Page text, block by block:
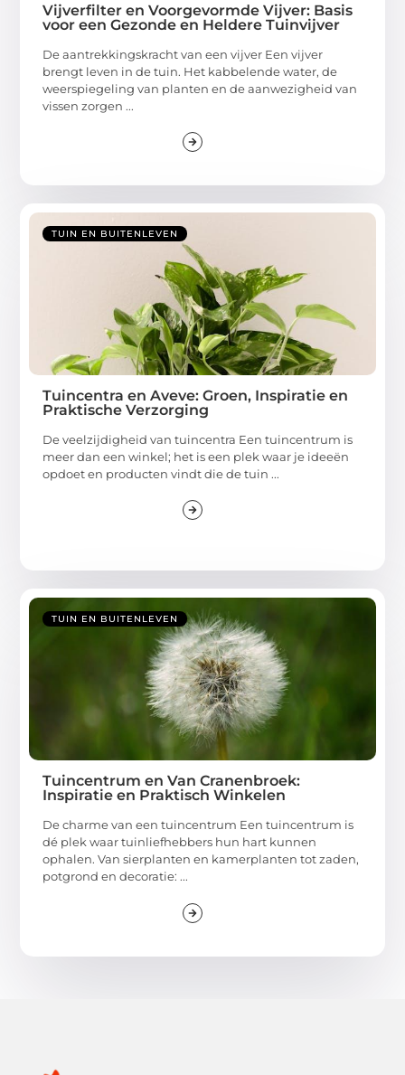
Vijverfilter en Voorgevormde Vijver: Basis
voor een Gezonde en Heldere Tuinvijver
De aantrekkingskracht van een vijver Een vijver
brengt leven in de tuin. Het kabbelende water, de
weerspiegeling van planten en de aanwezigheid van
vissen zorgen ...
TUIN EN BUITENLEVEN
Tuincentra en Aveve: Groen, Inspiratie en
Praktische Verzorging
De veelzijdigheid van tuincentra Een tuincentrum is
meer dan een winkel; het is een plek waar je ideeën
opdoet en producten vindt die de tuin ...
TUIN EN BUITENLEVEN
Tuincentrum en Van Cranenbroek:
Inspiratie en Praktisch Winkelen
De charme van een tuincentrum Een tuincentrum is
dé plek waar tuinliefhebbers hun hart kunnen
ophalen. Van sierplanten en kamerplanten tot zaden,
potgrond en decoratie: ...